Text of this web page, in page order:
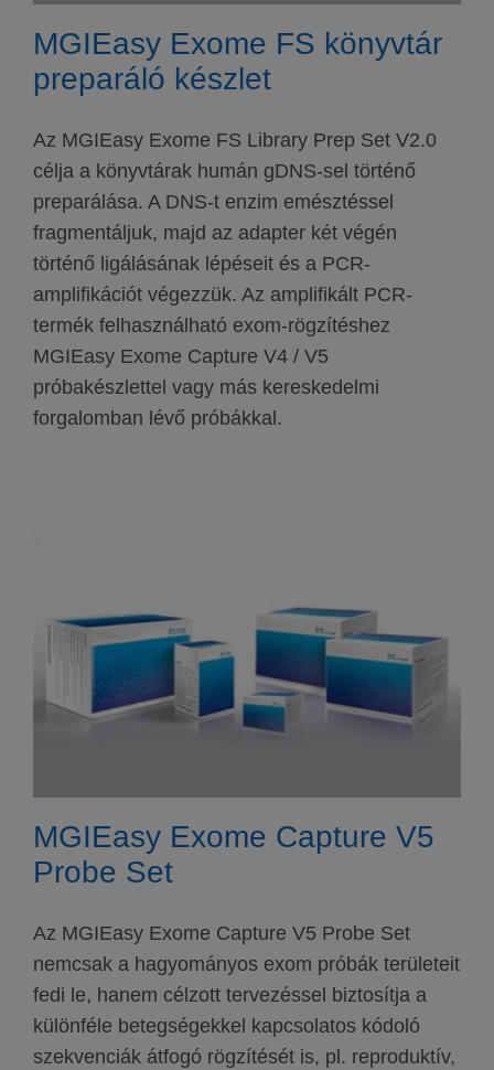
MGIEasy Exome FS könyvtár
preparáló készlet
Az MGIEasy Exome FS Library Prep Set V2.0
célja a könyvtárak humán gDNS-sel történő
preparálása. A DNS-t enzim emésztéssel
fragmentáljuk, majd az adapter két végén
történő ligálásának lépéseit és a PCR-
amplifikációt végezzük. Az amplifikált PCR-
termék felhasználható exom-rögzítéshez
MGIEasy Exome Capture V4 / V5
próbakészlettel vagy más kereskedelmi
forgalomban lévő próbákkal.
MGIEasy Exome Capture V5
Probe Set
Az MGIEasy Exome Capture V5 Probe Set
nemcsak a hagyományos exom próbák területeit
fedi le, hanem célzott tervezéssel biztosítja a
különféle betegségekkel kapcsolatos kódoló
szekvenciák átfogó rögzítését is, pl. reproduktív,